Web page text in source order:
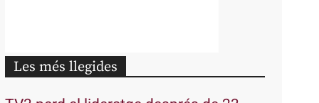
Les més llegides